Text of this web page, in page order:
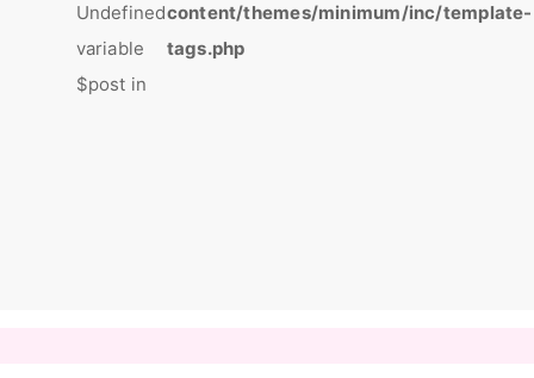
Undefined
variable
$post in
content/themes/minimum/inc/template-
tags.php